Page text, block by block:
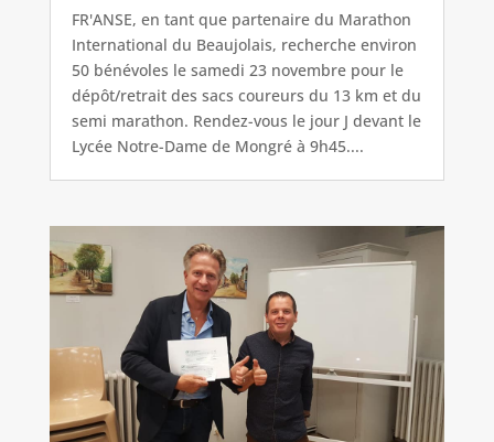
FR'ANSE, en tant que partenaire du Marathon
International du Beaujolais, recherche environ
50 bénévoles le samedi 23 novembre pour le
dépôt/retrait des sacs coureurs du 13 km et du
semi marathon. Rendez-vous le jour J devant le
Lycée Notre-Dame de Mongré à 9h45....